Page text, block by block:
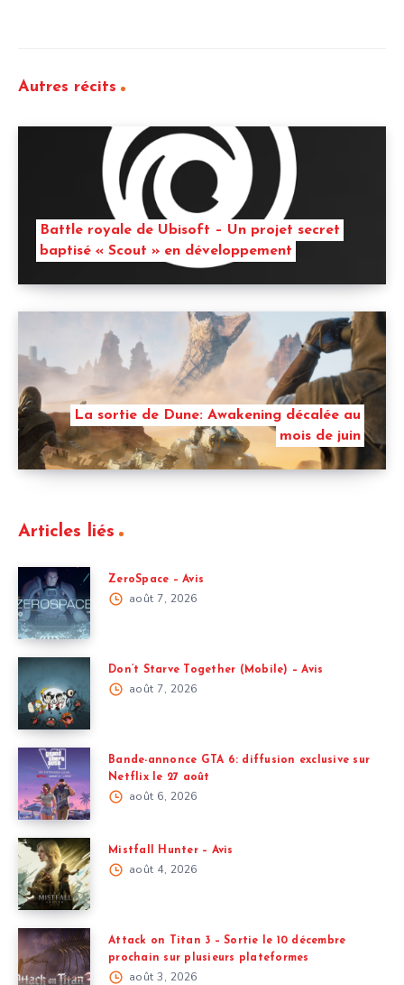
Autres récits
Battle royale de Ubisoft – Un projet secret
baptisé « Scout » en développement
La sortie de Dune: Awakening décalée au
mois de juin
Articles liés
ZeroSpace – Avis
août 7, 2026
Don’t Starve Together (Mobile) – Avis
août 7, 2026
Bande-annonce GTA 6: diffusion exclusive sur
Netflix le 27 août
août 6, 2026
Mistfall Hunter – Avis
août 4, 2026
Attack on Titan 3 – Sortie le 10 décembre
prochain sur plusieurs plateformes
août 3, 2026